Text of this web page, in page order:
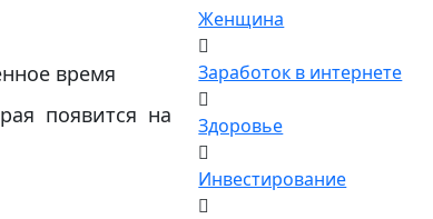
время
появится на
Женщина
Заработок в интернете
Здоровье
Инвестирование